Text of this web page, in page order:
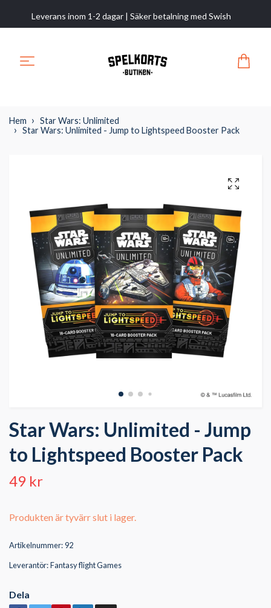
Leverans inom 1-2 dagar | Säker betalning med Swish
Hem
Star Wars: Unlimited
Star Wars: Unlimited - Jump to Lightspeed Booster Pack
Star Wars: Unlimited - Jump
to Lightspeed Booster Pack
49 kr
Produkten är tyvärr slut i lager.
Artikelnummer:92
Leverantör:Fantasy flight Games
Dela